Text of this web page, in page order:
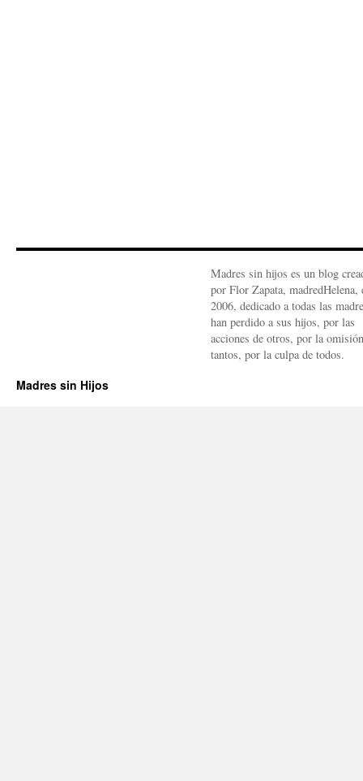
Madres sin hijos es un blog
por Flor Zapata, madredHelena,
2006, dedicado a todas las
han perdido a sus hijos, por las
acciones de otros, por la
tantos, por la culpa de todos.
Madres sin Hijos